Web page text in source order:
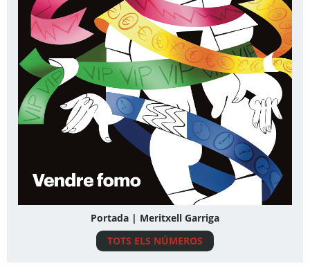
Portada | Meritxell Garriga
TOTS ELS NÚMEROS